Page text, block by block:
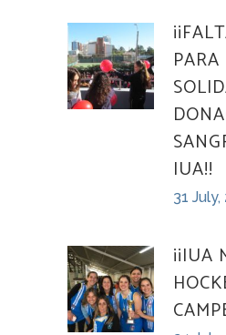
IUA!!
31 July,
¡¡IUA